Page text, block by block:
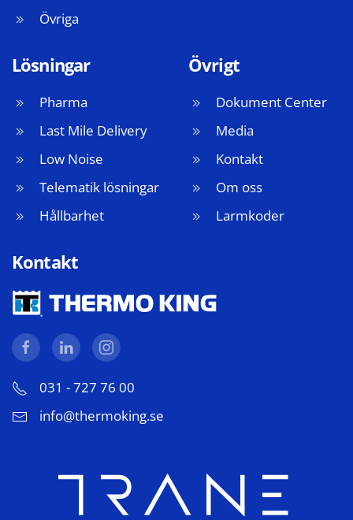
Övriga
Lösningar
Pharma
Last Mile Delivery
Low Noise
Telematik lösningar
Hållbarhet
Övrigt
Dokument Center
Media
Kontakt
Om oss
Larmkoder
Kontakt
031 - 727 76 00
info@thermoking.se